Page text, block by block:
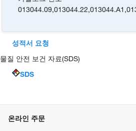
013044.09,013044.22,013044.A1 ,
성적서 요청
물질 안전 보건 자료(SDS)
SDS
온라인 주문